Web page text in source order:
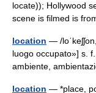
locate)); Hollywood
scene is filmed is
location — /
luogo occupato»] s.
ambiente,
location — *place,